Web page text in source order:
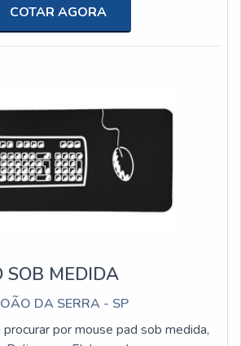
busca por pad mouse
empresa altamente qualificada,
empresa tem em seu escopo
COTAR AGORA
SOB MEDIDA
DA SERRA - SP
por mouse pad sob medida,